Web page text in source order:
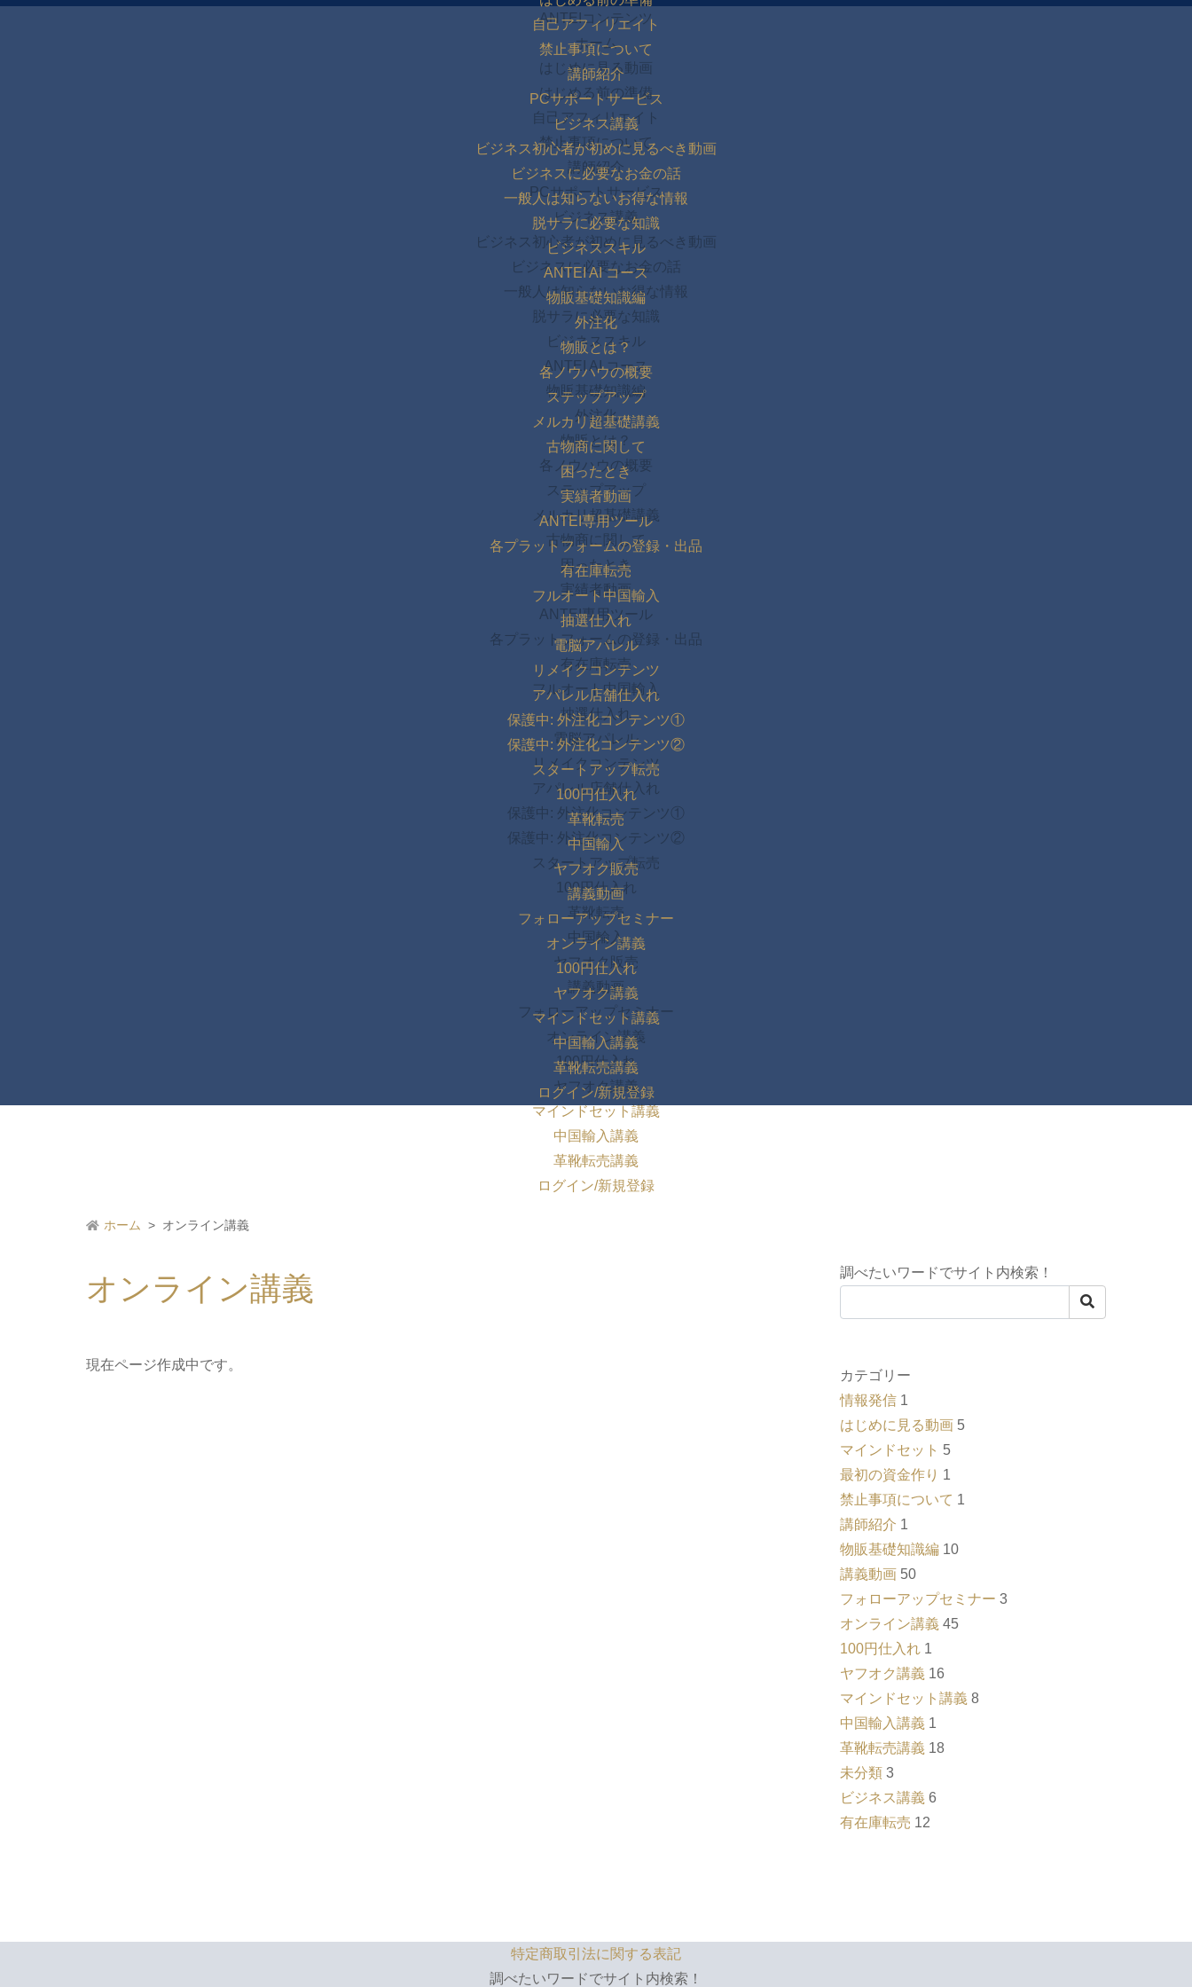
ANTEIコンテンツ
ホーム
はじめに見る動画
はじめる前の準備
自己アフィリエイト
禁止事項について
講師紹介
PCサポートサービス
ビジネス講義
ビジネス初心者が初めに見るべき動画
ビジネスに必要なお金の話
一般人は知らないお得な情報
脱サラに必要な知識
ビジネススキル
ANTEI AI コース
物販基礎知識編
外注化
物販とは？
各ノウハウの概要
ステップアップ
メルカリ超基礎講義
古物商に関して
困ったとき
実績者動画
ANTEI専用ツール
各プラットフォームの登録・出品
有在庫転売
フルオート中国輸入
抽選仕入れ
電脳アパレル
リメイクコンテンツ
アパレル店舗仕入れ
保護中: 外注化コンテンツ①
保護中: 外注化コンテンツ②
スタートアップ転売
100円仕入れ
革靴転売
中国輸入
ヤフオク販売
講義動画
フォローアップセミナー
オンライン講義
100円仕入れ
ヤフオク講義
マインドセット講義
中国輸入講義
革靴転売講義
ログイン/新規登録
自己アフィリエイト
禁止事項について
講師紹介
PCサポートサービス
ビジネス講義
ビジネス初心者が初めに見るべき動画
ビジネスに必要なお金の話
一般人は知らないお得な情報
脱サラに必要な知識
ビジネススキル
ANTEI AI コース
物販基礎知識編
外注化
物販とは？
各ノウハウの概要
ステップアップ
メルカリ超基礎講義
古物商に関して
困ったとき
実績者動画
ANTEI専用ツール
各プラットフォームの登録・出品
有在庫転売
フルオート中国輸入
抽選仕入れ
電脳アパレル
リメイクコンテンツ
アパレル店舗仕入れ
保護中: 外注化コンテンツ①
保護中: 外注化コンテンツ②
スタートアップ転売
100円仕入れ
革靴転売
中国輸入
ヤフオク販売
講義動画
フォローアップセミナー
オンライン講義
100円仕入れ
ヤフオク講義
マインドセット講義
中国輸入講義
革靴転売講義
ログイン/新規登録
ホーム オンライン講義
オンライン講義
現在ページ作成中です。
調べたいワードでサイト内検索！
カテゴリー
情報発信 1
はじめに見る動画 5
マインドセット 5
最初の資金作り 1
禁止事項について 1
講師紹介 1
物販基礎知識編 10
講義動画 50
フォローアップセミナー 3
オンライン講義 45
100円仕入れ 1
ヤフオク講義 16
マインドセット講義 8
中国輸入講義 1
革靴転売講義 18
未分類 3
ビジネス講義 6
有在庫転売 12
特定商取引法に関する表記
調べたいワードでサイト内検索！